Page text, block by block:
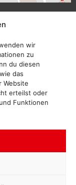
wir
zu
du diesen
das
Website
erteilst oder
Funktionen